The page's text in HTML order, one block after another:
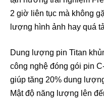
2 giờ liên tục mà không
lượng hình ảnh hay quá
Dung lượng pin Titan
công nghệ đóng gói pin
giúp tăng 20% dung
Mật độ năng lượng lên